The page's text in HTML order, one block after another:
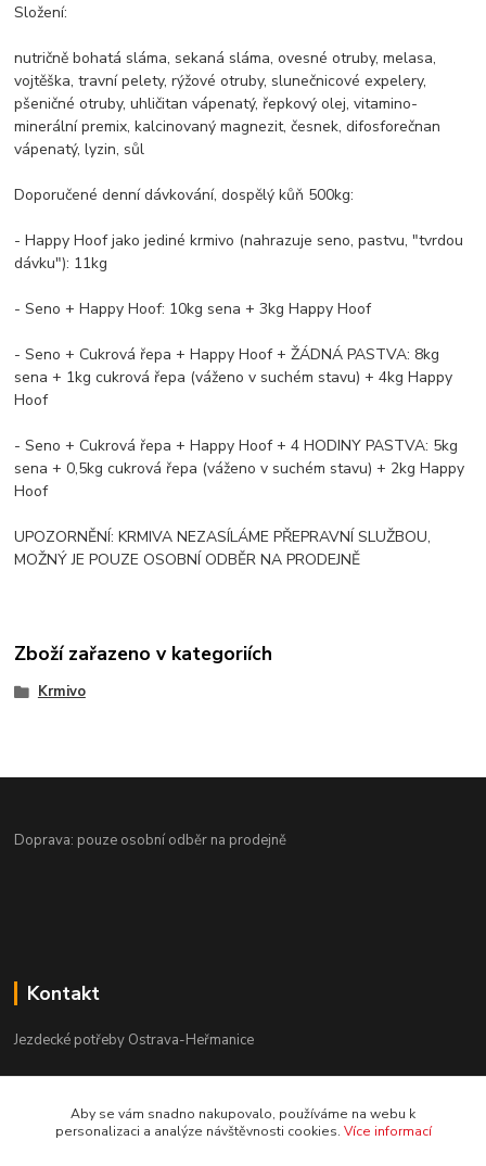
Složení:
nutričně bohatá sláma, sekaná sláma, ovesné otruby, melasa,
vojtěška, travní pelety, rýžové otruby, slunečnicové expelery,
pšeničné otruby, uhličitan vápenatý, řepkový olej, vitamino-
minerální premix, kalcinovaný magnezit, česnek, difosforečnan
vápenatý, lyzin, sůl
Doporučené denní dávkování, dospělý kůň 500kg:
- Happy Hoof jako jediné krmivo (nahrazuje seno, pastvu, "tvrdou
dávku"): 11kg
- Seno + Happy Hoof: 10kg sena + 3kg Happy Hoof
- Seno + Cukrová řepa + Happy Hoof + ŽÁDNÁ PASTVA: 8kg
sena + 1kg cukrová řepa (váženo v suchém stavu) + 4kg Happy
Hoof
- Seno + Cukrová řepa + Happy Hoof + 4 HODINY PASTVA: 5kg
sena + 0,5kg cukrová řepa (váženo v suchém stavu) + 2kg Happy
Hoof
UPOZORNĚNÍ: KRMIVA NEZASÍLÁME PŘEPRAVNÍ SLUŽBOU,
MOŽNÝ JE POUZE OSOBNÍ ODBĚR NA PRODEJNĚ
Zboží zařazeno v kategoriích
Krmivo
Doprava: pouze osobní odběr na prodejně
Kontakt
Jezdecké potřeby Ostrava-Heřmanice
Po-Pá 9:30 - 17:30
Aby se vám snadno nakupovalo, používáme na webu k
personalizaci a analýze návštěvnosti cookies. Více informací